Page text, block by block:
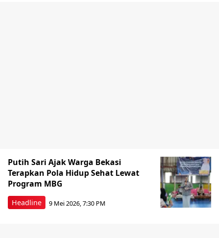
Headline
Putih Sari Ajak Warga Bekasi
Terapkan Pola Hidup Sehat Lewat
Program MBG
9 Mei 2026, 7:30 PM